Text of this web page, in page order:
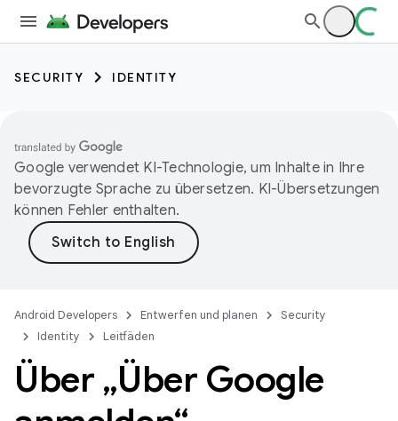
SECURITY IDENTITY
Google verwendet KI-Technologie, um Inhalte in Ihre
bevorzugte Sprache zu übersetzen. KI-Übersetzungen
können Fehler enthalten.
Android Developers Entwerfen und planen
Security
Identity
Leitfäden
Über „Über Google